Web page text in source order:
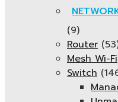
(9)
Router
Mesh Wi-Fi
Switch